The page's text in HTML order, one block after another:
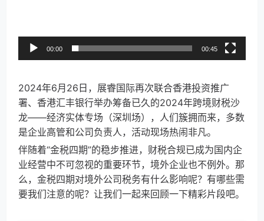
00:00 00:45
2024年6月26日，展睿国际再次联合香港投资推广
署、香港汇丰银行举办筹备已久的2024年跨境财税沙
龙——经济实体专场（深圳场），人们簇拥而来，多数
是企业高管和公司负责人，活动现场热闹非凡。
伴随着“金税四期”的稳步推进，财税合规已成为国内企
业经营中不可忽视的重要环节，境外企业也不例外。那
么，金税四期对境外公司税务有什么影响呢？有哪些需
要我们注意的呢？让我们一起来回顾一下精彩片段吧。